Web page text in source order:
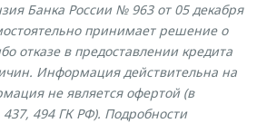
Банка России № 963 от 05 декабря
принимает решение о
отказе в предоставлении кредита
Информация действительна на
не является офертой (в
437, 494 ГК РФ). Подробности